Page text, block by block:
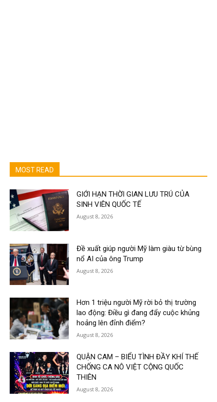
MOST READ
GIỚI HẠN THỜI GIAN LƯU TRÚ CỦA
SINH VIÊN QUỐC TẾ
August 8, 2026
Đề xuất giúp người Mỹ làm giàu từ bùng
nổ AI của ông Trump
August 8, 2026
Hơn 1 triệu người Mỹ rời bỏ thị trường
lao động: Điều gì đang đẩy cuộc khủng
hoảng lên đỉnh điểm?
August 8, 2026
QUẬN CAM – BIỂU TÌNH ĐẦY KHÍ THẾ
CHỐNG CA NÔ VIỆT CỘNG QUỐC
THIÊN
August 8, 2026